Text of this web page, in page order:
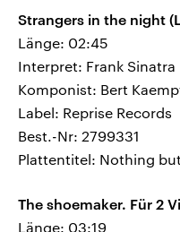
Strangers in the night
Länge: 02:45
Interpret: Frank Sinatra
Komponist: Bert
Label: Reprise Records
Best.-Nr: 2799331
Plattentitel: Nothing
The shoemaker. Für 2
Länge: 03:19